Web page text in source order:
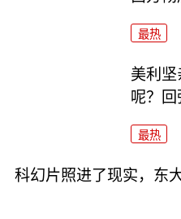
最热
美利
呢？回
最热
科幻片照进了现实，东